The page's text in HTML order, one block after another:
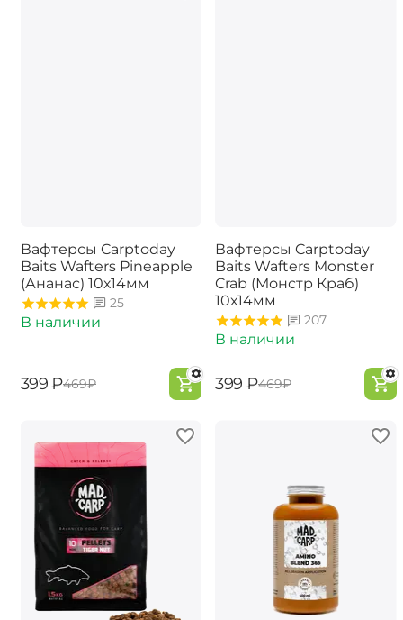
Вафтерсы Carptoday
Baits Wafters Pineapple
(Ананас) 10х14мм
25
В наличии
‍399‍ ₽‍469‍₽
Вафтерсы Carptoday
Baits Wafters Monster
Crab (Монстр Краб)
10х14мм
207
В наличии
‍399‍ ₽‍469‍₽